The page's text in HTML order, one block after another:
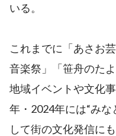
いる。
これまでに「あさお
音楽祭」「笹舟のた
地域イベントや文化
年・2024年には“みな
して街の文化発信に